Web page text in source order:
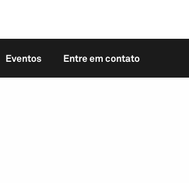
Eventos Entre em contato